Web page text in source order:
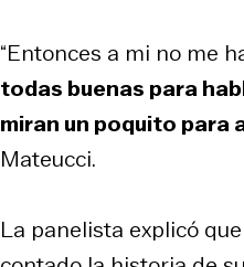
“Entonces a mi no me
todas buenas para
miran un poquito para
Mateucci.
La panelista explicó